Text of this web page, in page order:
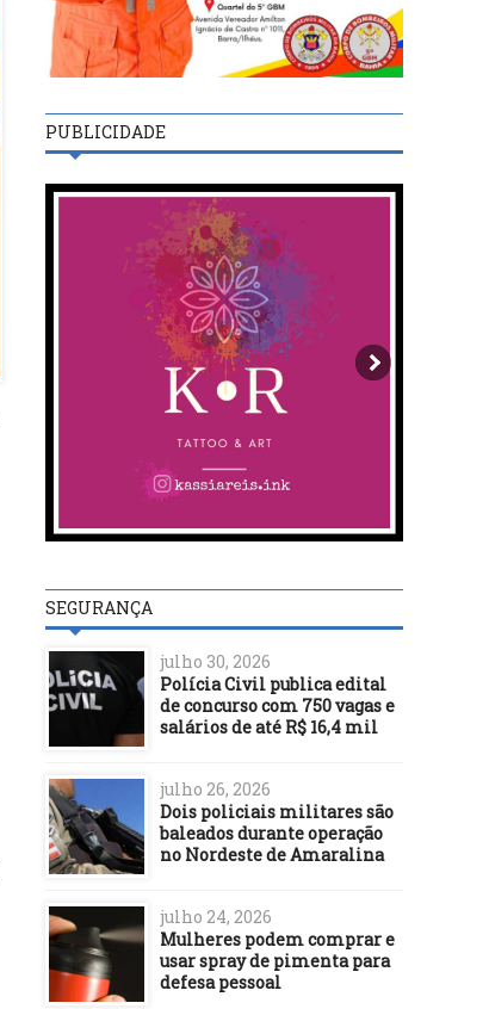
PUBLICIDADE
SEGURANÇA
julho 30, 2026
Polícia Civil publica edital
de concurso com 750 vagas e
salários de até R$ 16,4 mil
julho 26, 2026
Dois policiais militares são
baleados durante operação
no Nordeste de Amaralina
julho 24, 2026
Mulheres podem comprar e
usar spray de pimenta para
defesa pessoal